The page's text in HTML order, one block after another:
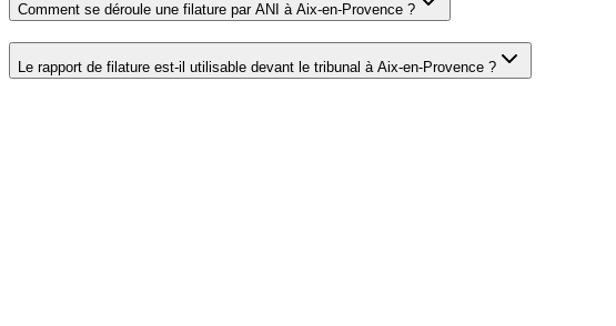
Comment se déroule une filature par ANI à Aix-en-Provence ?
Le rapport de filature est-il utilisable devant le tribunal à Aix-en-Provence ?